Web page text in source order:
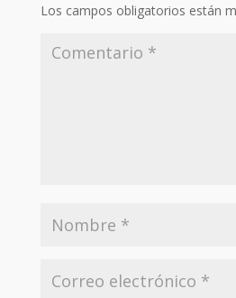
Los campos obligatorios están